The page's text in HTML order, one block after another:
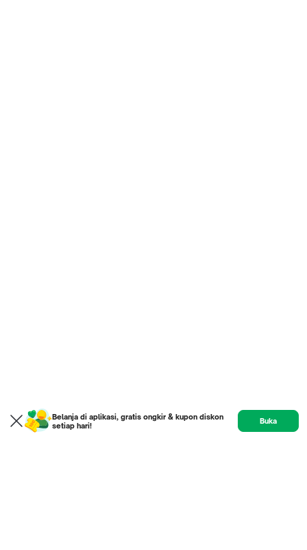
Belanja di aplikasi, gratis ongkir & kupon diskon
setiap hari!
Buka